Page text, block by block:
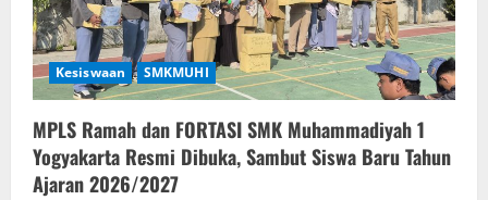
Kesiswaan SMKMUHI
MPLS Ramah dan FORTASI SMK Muhammadiyah 1
Yogyakarta Resmi Dibuka, Sambut Siswa Baru Tahun
Ajaran 2026/2027